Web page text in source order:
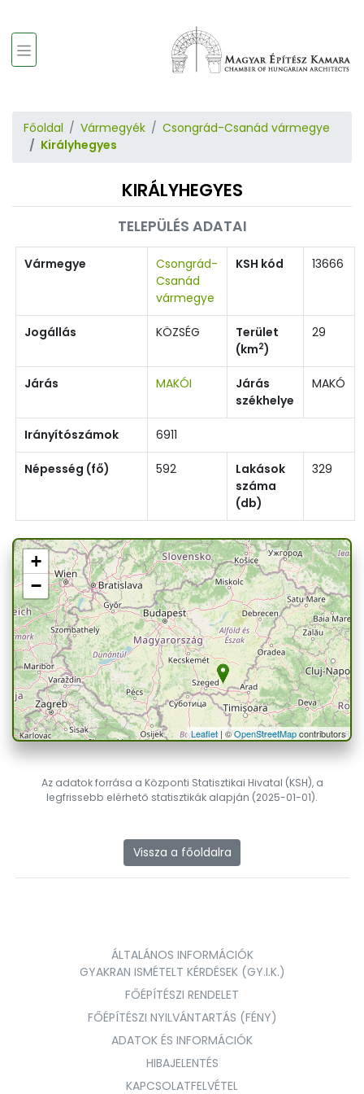
Főoldal Vármegyék
Csongrád-Csanád vármegye
Királyhegyes
KIRÁLYHEGYES
TELEPÜLÉS ADATAI
Vármegye
Csongrád-
Csanád
vármegye
KSH kód 13666
Jogállás KÖZSÉG
Terület
(km2)
29
Járás MAKÓI
Járás
székhelye
MAKÓ
Irányítószámok 6911
Népesség (fő) 592
Lakások
száma
(db)
329
+
−
Leaflet| ©OpenStreetMapcontributors
Az adatok forrása a Központi Statisztikai Hivatal (KSH), a
legfrissebb elérhető statisztikák alapján (2025-01-01).
Vissza a főoldalra
ÁLTALÁNOS INFORMÁCIÓK
GYAKRAN ISMÉTELT KÉRDÉSEK (GY.I.K.)
FŐÉPÍTÉSZI RENDELET
FŐÉPÍTÉSZI NYILVÁNTARTÁS (FÉNY)
ADATOK ÉS INFORMÁCIÓK
HIBAJELENTÉS
KAPCSOLATFELVÉTEL